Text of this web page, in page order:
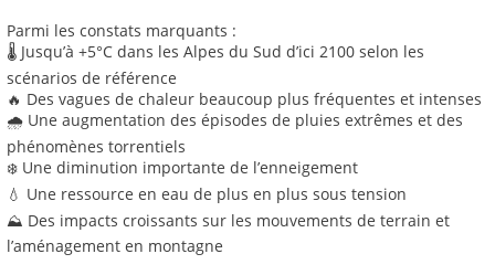
Parmi les constats marquants :
🌡️ Jusqu’à +5°C dans les Alpes du Sud d’ici 2100 selon les
scénarios de référence
🔥 Des vagues de chaleur beaucoup plus fréquentes et intenses
🌧️ Une augmentation des épisodes de pluies extrêmes et des
phénomènes torrentiels
❄️ Une diminution importante de l’enneigement
💧 Une ressource en eau de plus en plus sous tension
⛰️ Des impacts croissants sur les mouvements de terrain et
l’aménagement en montagne